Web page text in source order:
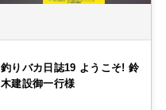
釣りバカ日誌19 ようこそ! 鈴
木建設御一行様